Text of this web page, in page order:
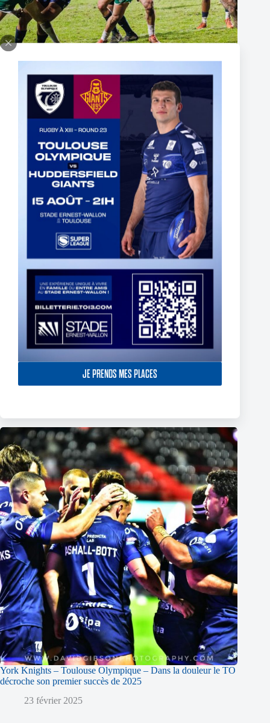
JE PRENDS MES PLACES
Super XIII – Les Olympiens triomphent face à Villeneuve !
19 janvier 2026
Thomas Lacans s’engage avec le Toulouse Olympique
York Knights – Toulouse Olympique – Dans la douleur le TO
décroche son premier succès de 2025
23 février 2025